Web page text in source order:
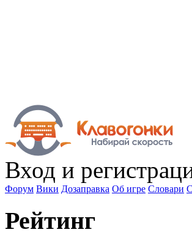
Вход и
Форум Вики Дозаправка Об игре Словари
Рейтинг